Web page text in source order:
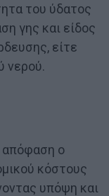
του ύδατος
γης και είδος
είτε
νερού.
απόφαση ο
κόστους
υπόψη και